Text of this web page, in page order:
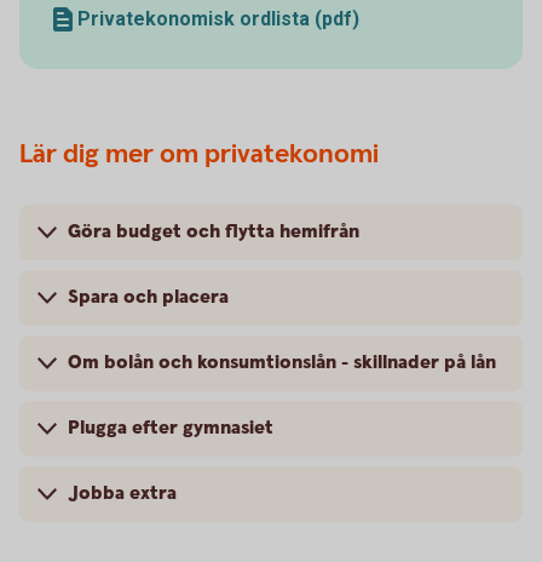
Privatekonomisk ordlista (pdf)
Lär dig mer om privatekonomi
Göra budget och flytta hemifrån
Spara och placera
Om bolån och konsumtionslån - skillnader på lån
Plugga efter gymnasiet
Jobba extra